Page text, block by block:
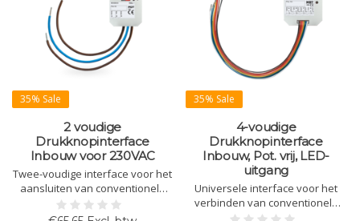
35% Sale
2 voudige
Drukknopinterface
Inbouw voor 230VAC
Twee-voudige interface voor het
aansluiten van conventionele
schakelaars of contacten op
KNX, geschikt voor 230VAC
35% Sale
4-voudige
Drukknopinterface
Inbouw, Pot. vrij, LED-
uitgang
Universele interface voor het
verbinden van conventionele
knoppen, schakelaars en